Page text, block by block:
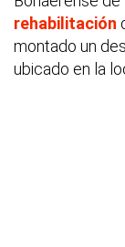
rehabilitación
montado un
ubicado en la